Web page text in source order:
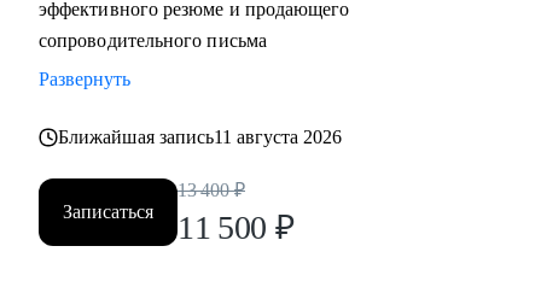
эффективного резюме и продающего
сопроводительного письма
Развернуть
Ближайшая запись11 августа 2026
Записаться
13 400 ₽
11 500 ₽